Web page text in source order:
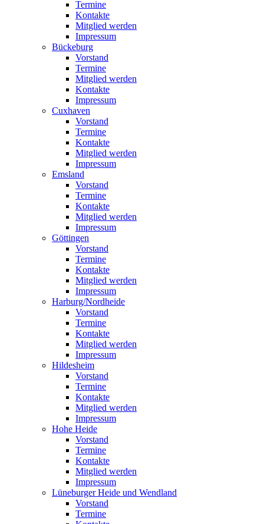
Termine
Kontakte
Mitglied werden
Impressum
Bückeburg
Vorstand
Termine
Mitglied werden
Kontakte
Impressum
Cuxhaven
Vorstand
Termine
Kontakte
Mitglied werden
Impressum
Emsland
Vorstand
Termine
Kontakte
Mitglied werden
Impressum
Göttingen
Vorstand
Termine
Kontakte
Mitglied werden
Impressum
Harburg/Nordheide
Vorstand
Termine
Kontakte
Mitglied werden
Impressum
Hildesheim
Vorstand
Termine
Kontakte
Mitglied werden
Impressum
Hohe Heide
Vorstand
Termine
Kontakte
Mitglied werden
Impressum
Lüneburger Heide und Wendland
Vorstand
Termine